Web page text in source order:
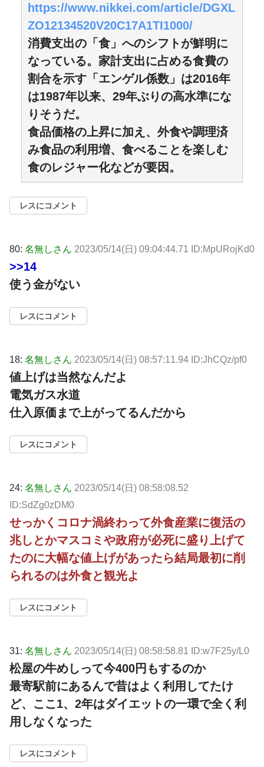
https://www.nikkei.com/article/DGXL
ZO12134520V20C17A1TI1000/
消費支出の「食」へのシフトが鮮明に
なっている。家計支出に占める食費の
割合を示す「エンゲル係数」は2016年
は1987年以来、29年ぶりの高水準にな
りそうだ。
食品価格の上昇に加え、外食や調理済
み食品の利用増、食べることを楽しむ
食のレジャー化などが要因。
レスにコメント
80: 名無しさん 2023/05/14(日) 09:04:44.71 ID:MpURojKd0
>>14
使う金がない
レスにコメント
18: 名無しさん 2023/05/14(日) 08:57:11.94 ID:JhCQz/pf0
値上げは当然なんだよ
電気ガス水道
仕入原価まで上がってるんだから
レスにコメント
24: 名無しさん 2023/05/14(日) 08:58:08.52
ID:SdZg0zDM0
せっかくコロナ渦終わって外食産業に復活の
兆しとかマスコミや政府が必死に盛り上げて
たのに大幅な値上げがあったら結局最初に削
られるのは外食と観光よ
レスにコメント
31: 名無しさん 2023/05/14(日) 08:58:58.81 ID:w7F25y/L0
松屋の牛めしって今400円もするのか
最寄駅前にあるんで昔はよく利用してたけ
ど、ここ1、2年はダイエットの一環で全く利
用しなくなった
レスにコメント